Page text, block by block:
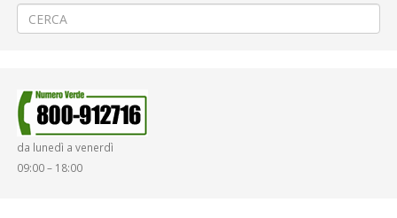
da lunedì a venerdì
09:00 – 18:00